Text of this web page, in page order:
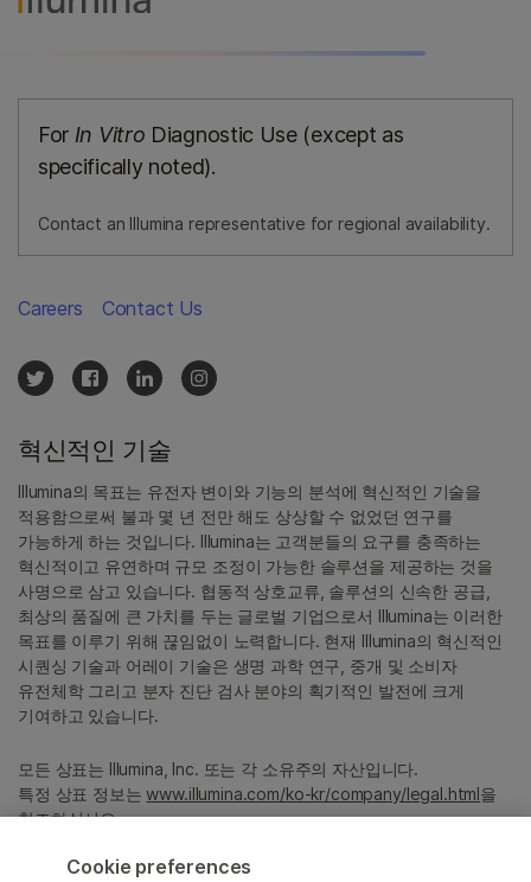
For In Vitro Diagnostic Use (except as
specifically noted).
Contact an Illumina representative for regional availability.
혁신적인 기술
Illumina의 목표는 유전자 변이와 기능의 분석에 혁신적인 기술을
적용함으로써 불과 몇 년 전만 해도 상상할 수 없었던 연구를
가능하게 하는 것입니다. Illumina는 고객분들의 요구를 충족하는
혁신적이고 유연하며 규모 조정이 가능한 솔루션을 제공하는 것을
사명으로 삼고 있습니다. 협동적 상호교류, 솔루션의 신속한 공급,
최상의 품질에 큰 가치를 두는 글로벌 기업으로서 Illumina는 이러한
목표를 이루기 위해 끊임없이 노력합니다. 현재 Illumina의 혁신적인
시퀀싱 기술과 어레이 기술은 생명 과학 연구, 중개 및 소비자
유전체학 그리고 분자 진단 검사 분야의 획기적인 발전에 크게
기여하고 있습니다.
모든 상표는 Illumina, Inc. 또는 각 소유주의 자산입니다.
특정 상표 정보는www.illumina.com/ko-kr/company/legal.html을
참조하십시오.
Careers Contact Us
Cookie preferences